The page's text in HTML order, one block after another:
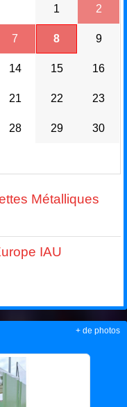
1 2
7 8 9
14 15 16
21 22 23
28 29 30
Métalliques
IAU
+ de photos